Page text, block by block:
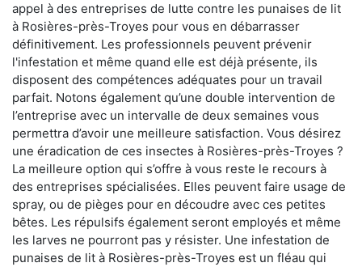
appel à des entreprises de lutte contre les punaises de lit
à Rosières-près-Troyes pour vous en débarrasser
définitivement. Les professionnels peuvent prévenir
l'infestation et même quand elle est déjà présente, ils
disposent des compétences adéquates pour un travail
parfait. Notons également qu’une double intervention de
l’entreprise avec un intervalle de deux semaines vous
permettra d’avoir une meilleure satisfaction. Vous désirez
une éradication de ces insectes à Rosières-près-Troyes ?
La meilleure option qui s’offre à vous reste le recours à
des entreprises spécialisées. Elles peuvent faire usage de
spray, ou de pièges pour en découdre avec ces petites
bêtes. Les répulsifs également seront employés et même
les larves ne pourront pas y résister. Une infestation de
punaises de lit à Rosières-près-Troyes est un fléau qui